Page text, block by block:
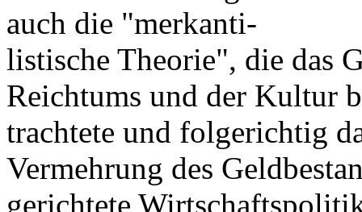
auch die "merkanti-
listische Theorie", die das
Reichtums und der Kultur
trachtete und folgerichtig
Vermehrung des
gerichtete